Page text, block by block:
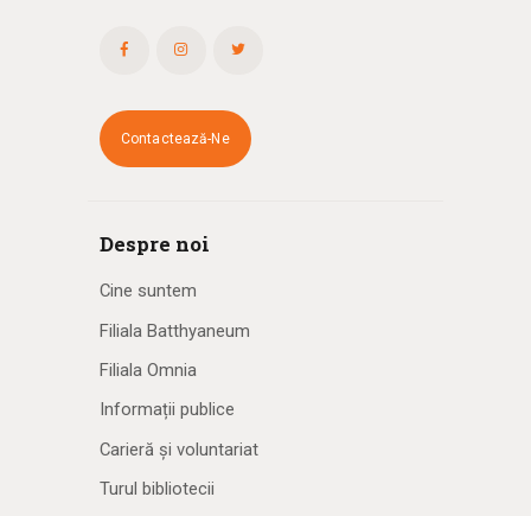
Contactează-Ne
Despre noi
Cine suntem
Filiala Batthyaneum
Filiala Omnia
Informații publice
Carieră și voluntariat
Turul bibliotecii